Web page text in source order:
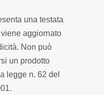
una testata
aggiornato
Non può
un prodotto
legge n. 62 del